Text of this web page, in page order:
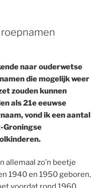
naar ouderwetse
die mogelijk weer
zouden kunnen
als 21e eeuwse
vond ik een aantal
Groningse
allemaal zo’n beetje
1940 en 1950 geboren,